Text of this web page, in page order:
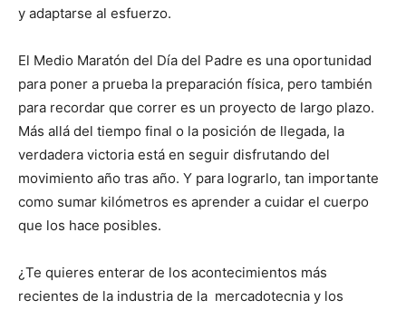
y adaptarse al esfuerzo.
El Medio Maratón del Día del Padre es una oportunidad
para poner a prueba la preparación física, pero también
para recordar que correr es un proyecto de largo plazo.
Más allá del tiempo final o la posición de llegada, la
verdadera victoria está en seguir disfrutando del
movimiento año tras año. Y para lograrlo, tan importante
como sumar kilómetros es aprender a cuidar el cuerpo
que los hace posibles.
¿Te quieres enterar de los acontecimientos más
recientes de la industria de la mercadotecnia y los